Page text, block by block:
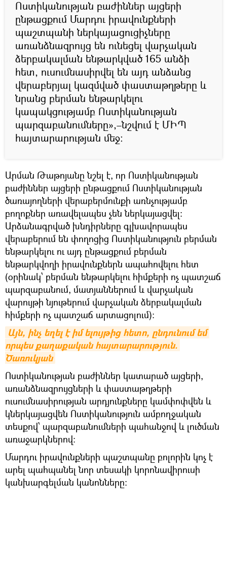
Ոստիկանության բաժիններ այցերի
ընթացքում Մարդու իրավունքների
պաշտպանի ներկայացուցիչները
առանձնազրույց են ունեցել վարչական
ձերբակալման ենթարկված 165 անձի
հետ, ուսումնասիրվել են այդ անձանց
վերաբերյալ կազմված փաստաթղթերը և
նրանց բերման ենթարկելու
կապակցությամբ Ոստիկանության
պարզաբանումները»,–նշվում է ՄԻՊ
հայտարարության մեջ:
Արման Թաթոյանը նշել է, որ Ոստիկանության
բաժիններ այցերի ընթացքում Ոստիկանության
ծառայողների վերաբերմունքի առնչությամբ
բողոքներ առավելապես չեն ներկայացվել:
Արձանագրված խնդիրները գլխավորապես
վերաբերում են փողոցից Ոստիկանություն բերման
ենթարկելու ու այդ ընթացքում բերման
ենթարկվողի իրավունքներն ապահովելու հետ
(օրինակ՝ բերման ենթարկելու հիմքերի ոչ պատշաճ
պարզաբանում, մատյաններում և վարչական
վարույթի նյութերում վարչական ձերբակալման
հիմքերի ոչ պատշաճ արտացոլում):
Այն, ինչ եղել է իմ ելույթից հետո, ընդունում եմ
որպես քաղաքական հայտարարություն.
Ծառուկյան
Ոստիկանության բաժիններ կատարած այցերի,
առանձնազրույցների և փաստաթղթերի
ուսումնասիրության արդյունքները կամփոփվեն և
կներկայացվեն Ոստիկանություն ամբողջական
տեսքով՝ պարզաբանումների պահանջով և լուծման
առաջարկներով:
Մարդու իրավունքների պաշտպանը բոլորին կոչ է
արել պահպանել նոր տեսակի կորոնավիրուսի
կանխարգելման կանոնները: